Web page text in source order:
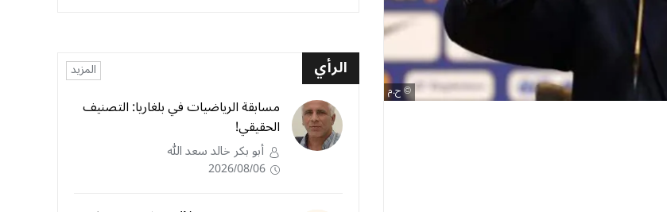
ح.م
الرأي المزيد
مسابقة الرياضيات في بلغاريا: التصنيف
الحقيقي!
أبو بكر خالد سعد الله
2026/08/06